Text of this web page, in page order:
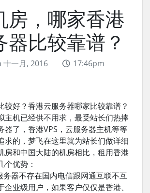
房，哪家香港
器比较靠谱？
十一月, 2016 17:46pm
较好？香港云服务器哪家比较靠谱？
主机已经供不用求，最受站长们热捧
器了，香港VPS，云服务器主机等等
求的，梦飞在这里就为站长们做详细
房和中国大陆的机房相比，租用香港
个优势：
器不存在国内电信跟网通互联不互
企业级用户，如果客户仅仅是香港、